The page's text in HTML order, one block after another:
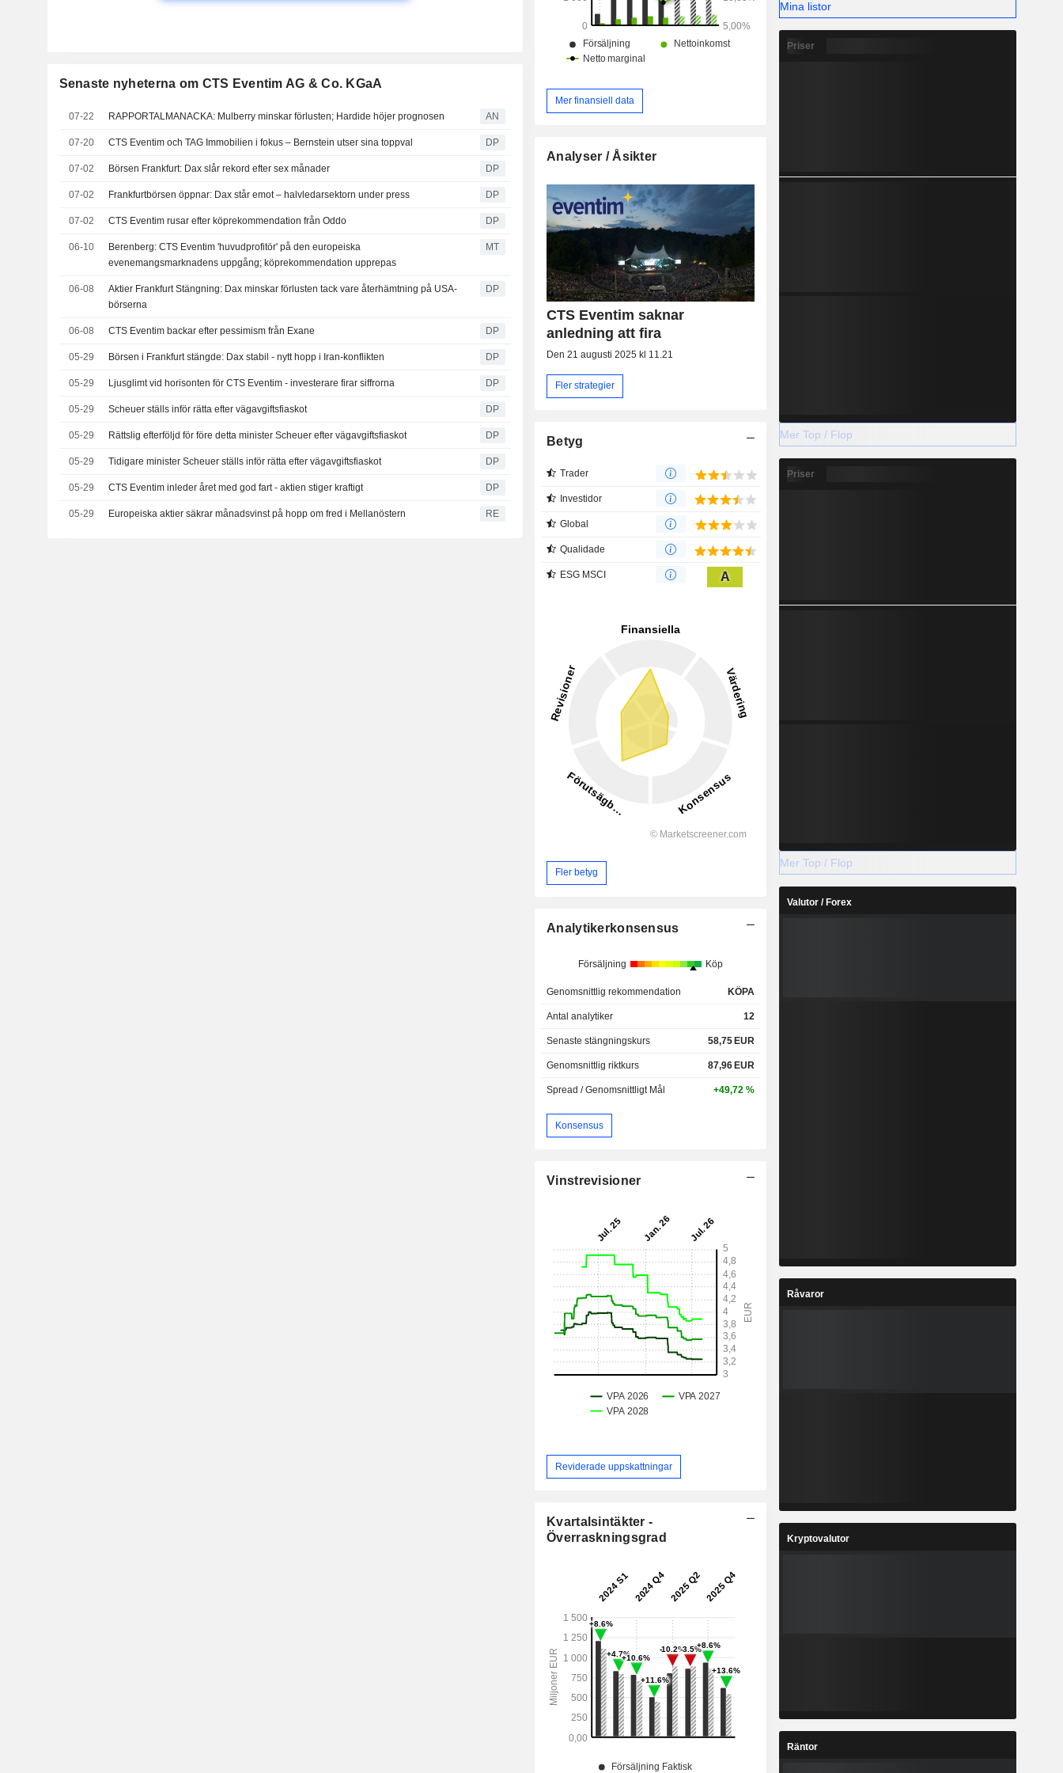
Senaste nyheterna om CTS Eventim AG & Co. KGaA
07-22 RAPPORTALMANACKA: Mulberry minskar förlusten; Hardide höjer prognosen AN
07-20 CTS Eventim och TAG Immobilien i fokus – Bernstein utser sina toppval DP
07-02 Börsen Frankfurt: Dax slår rekord efter sex månader DP
07-02 Frankfurtbörsen öppnar: Dax står emot – halvledarsektorn under press DP
07-02 CTS Eventim rusar efter köprekommendation från Oddo DP
06-10
Berenberg: CTS Eventim 'huvudprofitör' på den europeiska
evenemangsmarknadens uppgång; köprekommendation upprepas
MT
06-08
Aktier Frankfurt Stängning: Dax minskar förlusten tack vare återhämtning på USA-
börserna
DP
06-08 CTS Eventim backar efter pessimism från Exane DP
05-29 Börsen i Frankfurt stängde: Dax stabil - nytt hopp i Iran-konflikten DP
05-29 Ljusglimt vid horisonten för CTS Eventim - investerare firar siffrorna DP
05-29 Scheuer ställs inför rätta efter vägavgiftsfiaskot DP
05-29 Rättslig efterföljd för före detta minister Scheuer efter vägavgiftsfiaskot DP
05-29 Tidigare minister Scheuer ställs inför rätta efter vägavgiftsfiaskot DP
05-29 CTS Eventim inleder året med god fart - aktien stiger kraftigt DP
05-29 Europeiska aktier säkrar månadsvinst på hopp om fred i Mellanöstern RE
Mer finansiell data
Analyser / Åsikter
CTS Eventim saknar
anledning att fira
Den 21 augusti 2025 kl 11.21
Fler strategier
Betyg
Trader
Investidor
Global
Qualidade
ESG MSCI A
Fler betyg
Analytikerkonsensus
Försäljning Köp
Genomsnittlig rekommendation KÖPA
Antal analytiker 12
Senaste stängningskurs 58,75 EUR
Genomsnittlig riktkurs 87,96 EUR
Spread / Genomsnittligt Mål +49,72 %
Konsensus
Vinstrevisioner
Reviderade uppskattningar
Kvartalsintäkter -
Överraskningsgrad
Mina listor
Priser
Mer Top / Flop
Priser
Mer Top / Flop
Valutor / Forex
Råvaror
Kryptovalutor
Räntor